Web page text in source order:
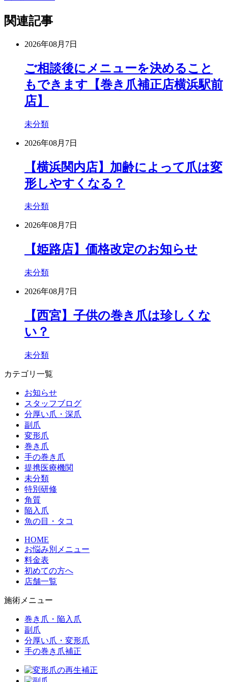
関連記事
2026年08月7日
ご相談後にメニューを決めること
もできます【巻き爪補正店横浜駅前
店】
未分類
2026年08月7日
【横浜関内店】加齢によって爪は変
形しやすくなる？
未分類
2026年08月7日
【姫路店】価格改定のお知らせ
未分類
2026年08月7日
【西宮】子供の巻き爪は珍しくな
い？
未分類
カテゴリ一覧
お知らせ
スタッフブログ
分厚い爪・深爪
副爪
変形爪
巻き爪
手の巻き爪
提携医療機関
未分類
特別研修
角質
陥入爪
魚の目・タコ
HOME
お悩み別メニュー
料金表
初めての方へ
店舗一覧
施術メニュー
巻き爪・陥入爪
副爪
分厚い爪・変形爪
手の巻き爪補正